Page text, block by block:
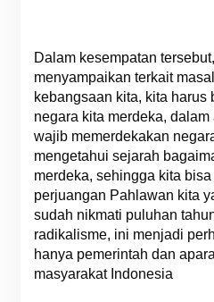
Dalam kesempatan
menyampaikan terkait
kebangsaan kita, kita harus
negara kita merdeka,
wajib memerdekakan
mengetahui sejarah
merdeka, sehingga kita
perjuangan Pahlawan kita
sudah nikmati puluhan
radikalisme, ini menjadi
hanya pemerintah dan
masyarakat Indonesia